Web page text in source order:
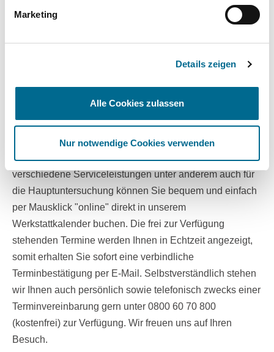
Marketing
Details zeigen
Alle Cookies zulassen
Nur notwendige Cookies verwenden
Und so funktioniert die Online
Terminbuchung
Buchen Sie Ihren Servicetermin für Ihren Mercedes-Benz,
smart, Hyundai, Genesis, Ford, Daimler Truck oder
IVECO ganz einfach online. Ihren Wunschtermin für
verschiedene Serviceleistungen unter anderem auch für
die Hauptuntersuchung können Sie bequem und einfach
per Mausklick "online" direkt in unserem
Werkstattkalender buchen. Die frei zur Verfügung
stehenden Termine werden Ihnen in Echtzeit angezeigt,
somit erhalten Sie sofort eine verbindliche
Terminbestätigung per E-Mail. Selbstverständlich stehen
wir Ihnen auch persönlich sowie telefonisch zwecks einer
Terminvereinbarung gern unter 0800 60 70 800
(kostenfrei) zur Verfügung. Wir freuen uns auf Ihren
Besuch.